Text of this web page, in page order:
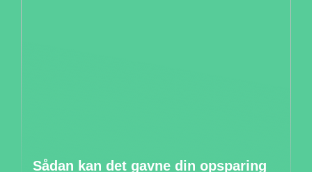
Sådan kan det gavne din opsparing